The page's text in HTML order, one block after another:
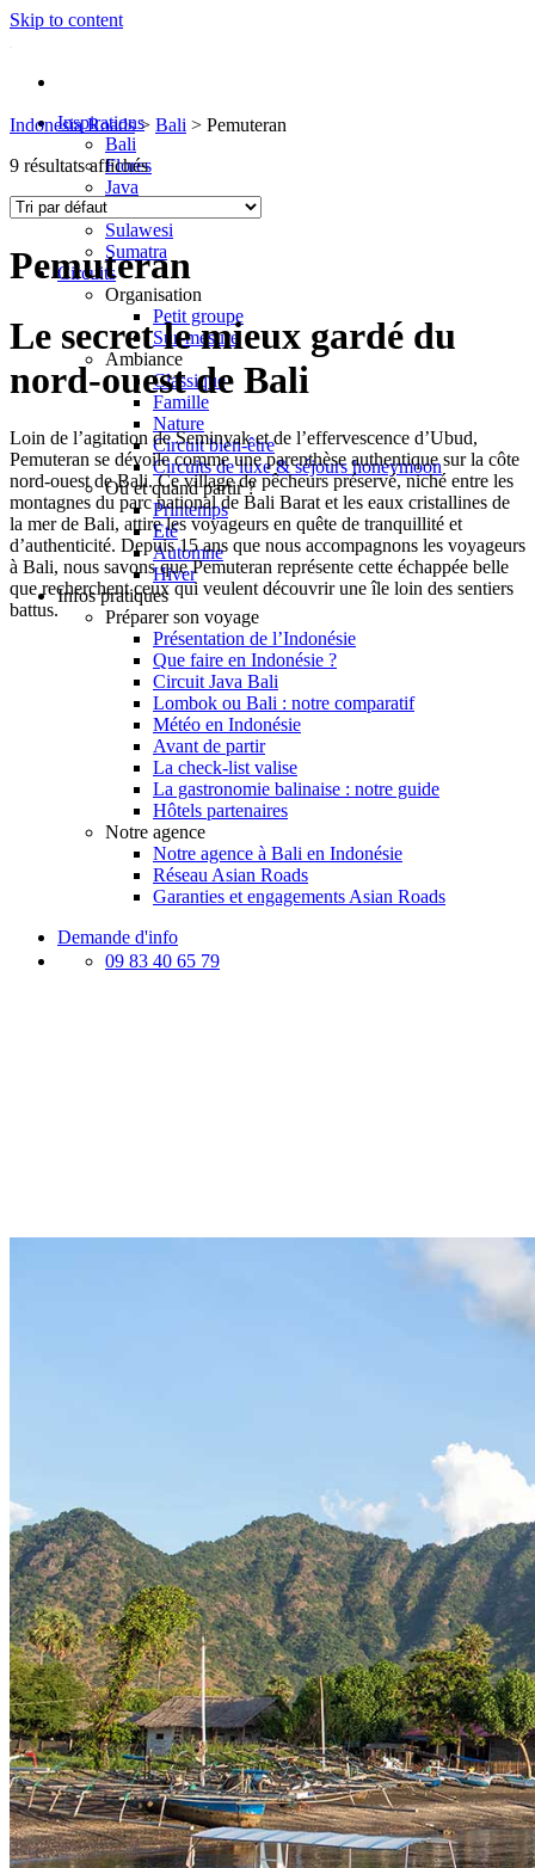
Skip to content
Inspirations
Bali
Flores
Java
Lombok
Sulawesi
Sumatra
Circuits
Organisation
Petit groupe
Sur-mesure
Ambiance
Classique
Famille
Nature
Circuit bien-être
Circuits de luxe & séjours honeymoon
Où et quand partir ?
Printemps
Eté
Automne
Hiver
Infos pratiques
Préparer son voyage
Présentation de l’Indonésie
Que faire en Indonésie ?
Circuit Java Bali
Lombok ou Bali : notre comparatif
Météo en Indonésie
Avant de partir
La check-list valise
La gastronomie balinaise : notre guide
Hôtels partenaires
Notre agence
Notre agence à Bali en Indonésie
Réseau Asian Roads
Garanties et engagements Asian Roads
Demande d'info
09 83 40 65 79
Indonesia Roads > Bali > Pemuteran
9 résultats affichés
Pemuteran
Le secret le mieux gardé du
nord-ouest de Bali
Loin de l’agitation de Seminyak et de l’effervescence d’Ubud,
Pemuteran se dévoile comme une parenthèse authentique sur la côte
nord-ouest de Bali. Ce village de pêcheurs préservé, niché entre les
montagnes du parc national de Bali Barat et les eaux cristallines de
la mer de Bali, attire les voyageurs en quête de tranquillité et
d’authenticité. Depuis 15 ans que nous accompagnons les voyageurs
à Bali, nous savons que Pemuteran représente cette échappée belle
que recherchent ceux qui veulent découvrir une île loin des sentiers
battus.